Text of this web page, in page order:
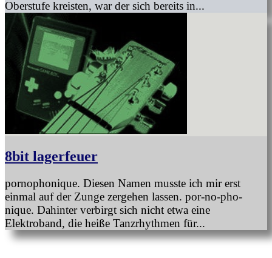
Oberstufe kreisten, war der sich bereits in...
8bit lagerfeuer
pornophonique. Diesen Namen musste ich mir erst
einmal auf der Zunge zergehen lassen. por-no-pho-
nique. Dahinter verbirgt sich nicht etwa eine
Elektroband, die heiße Tanzrhythmen für...